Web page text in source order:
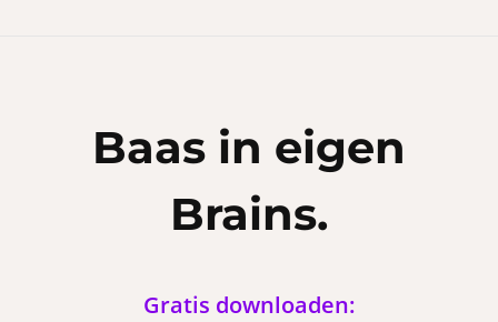
Baas in eigen
Brains.
Gratis downloaden: